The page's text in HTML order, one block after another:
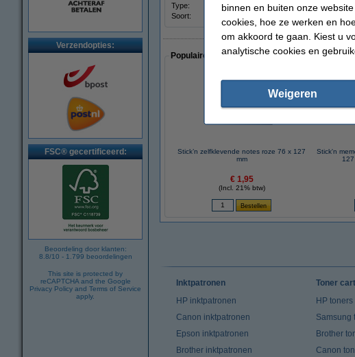
Verzendopties:
FSC® gecertificeerd:
Beoordeling door klanten:
8.8/10 - 1.799 beoordelingen
This site is protected by
reCAPTCHA and the Google
Privacy Policy and Terms of Service
apply.
Type:
notes
Soort:
Populaire artikelen van klanten die dit artikel
Stick’n zelfklevende notes roze 76 x 127
mm
€ 1,95
(Incl. 21% btw)
Stick'n
Inktpatronen
HP inktpatronen
Canon inktpatronen
Epson inktpatronen
Brother inktpatronen
Toner
HP toners
Samsung
Brother
Canon
binnen en buiten onze
cookies, hoe ze werken en
om akkoord te gaan. Kiest u
analytische cookies en
Weigeren